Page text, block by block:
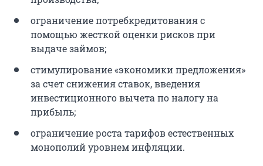
ограничение потребкредитования с
помощью жесткой оценки рисков при
выдаче займов;
стимулирование «экономики предложения»
за счет снижения ставок, введения
инвестиционного вычета по налогу на
прибыль;
ограничение роста тарифов естественных
монополий уровнем инфляции.